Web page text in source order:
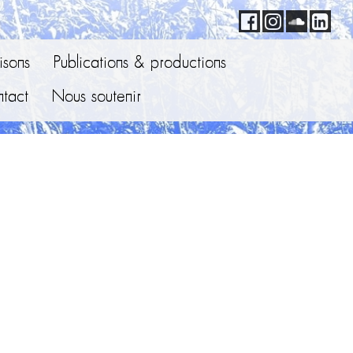
Publications & productions
Nous soutenir